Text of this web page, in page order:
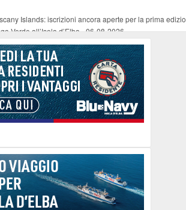
Islands: iscrizioni ancora aperte per la prima
Verde all’Isola d’Elba-06-08-2026
a Capoliveri, illeso il conducente-06-08-2026
della biblioteca comunale in occasione del Santo
apre la Festa di Liberazione: il programma della prima